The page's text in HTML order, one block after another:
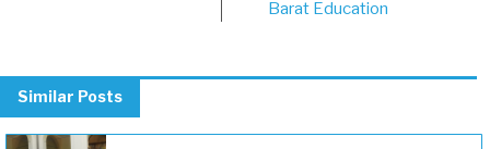
Barat Education
Similar Posts